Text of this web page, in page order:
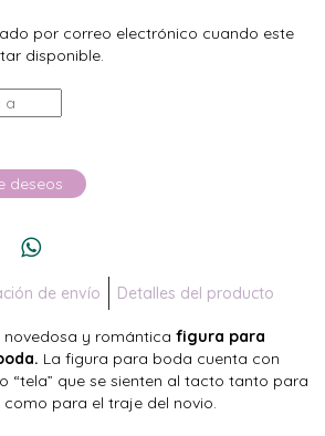
por correo electrónico cuando este
disponible.
deseos
de envío Detalles del producto
y romántica figura para
La figura para boda cuenta con
“tela” que se sienten al tacto tanto para
para el traje del novio.